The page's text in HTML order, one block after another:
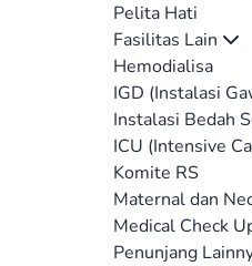
Pelita Hati
Fasilitas Lain
Hemodialisa
IGD (Instalasi
Instalasi Bedah
ICU (Intensive
Komite RS
Maternal dan
Medical Check
Penunjang